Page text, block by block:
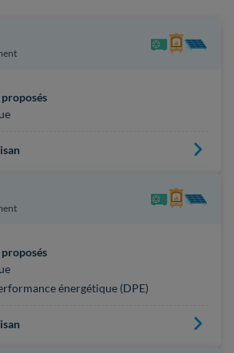
énergétique (DPE)